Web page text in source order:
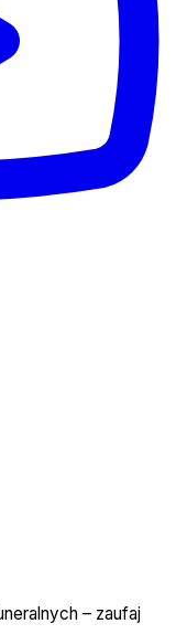
– zaufaj